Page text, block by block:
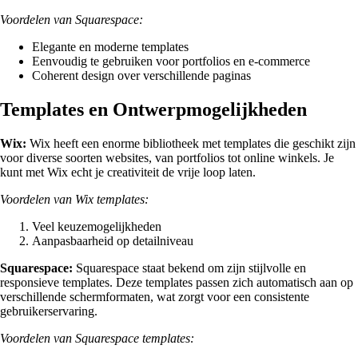
Voordelen van Squarespace:
Elegante en moderne templates
Eenvoudig te gebruiken voor portfolios en e-commerce
Coherent design over verschillende paginas
Templates en Ontwerpmogelijkheden
Wix: Wix heeft een enorme bibliotheek met templates die geschikt zijn
voor diverse soorten websites, van portfolios tot online winkels. Je
kunt met Wix echt je creativiteit de vrije loop laten.
Voordelen van Wix templates:
Veel keuzemogelijkheden
Aanpasbaarheid op detailniveau
Squarespace: Squarespace staat bekend om zijn stijlvolle en
responsieve templates. Deze templates passen zich automatisch aan op
verschillende schermformaten, wat zorgt voor een consistente
gebruikerservaring.
Voordelen van Squarespace templates: